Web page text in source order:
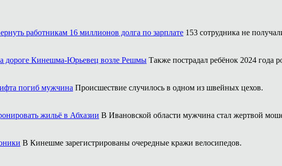
работникам 16 миллионов долга по зарплате 153 сотрудника не
дороге Кинешма-Юрьевец возле Решмы Также пострадал ребёнок 2024 года
погиб мужчина Происшествие случилось в одном из швейных цехов.
жильё в Абхазии В Ивановской области мужчина стал жертвой
В Кинешме зарегистрированы очередные кражи велосипедов.